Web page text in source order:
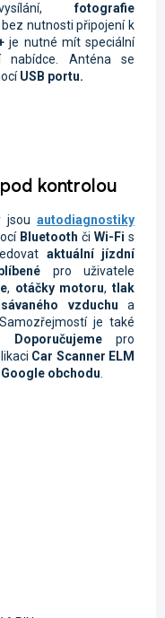
fotografie
nutnosti připojení k
je nutné mít speciální
nabídce. Anténa se
USB portu.
kontrolou
jsou autodiagnostiky
Bluetooth či Wi-Fi s
aktuální jízdní
pro uživatele
, otáčky motoru,tlak
vzduchu a
je také
Doporučujeme pro
Car Scanner ELM
Google obchodu